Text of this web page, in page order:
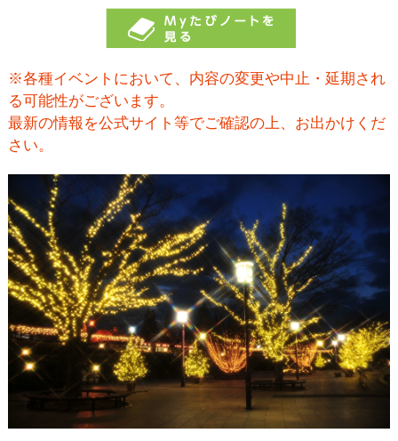
※各種イベントにおいて、内容の変更や中止・延期され
る可能性がございます。
最新の情報を公式サイト等でご確認の上、お出かけくだ
さい。